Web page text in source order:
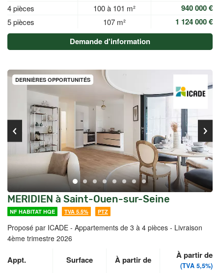
4 pièces 100 à 101 m² 940 000 €
5 pièces 107 m²
1 124 000 €
Demande d'information
DERNIÈRES OPPORTUNITÉS
MERIDIEN à Saint-Ouen-sur-Seine
NF HABITAT HQE TVA 5.5% PTZ
Proposé par ICADE - Appartements de 3 à 4 pièces - Livraison
4ème trimestre 2026
Appt. Surface À partir de À partir de
(TVA 5,5%)